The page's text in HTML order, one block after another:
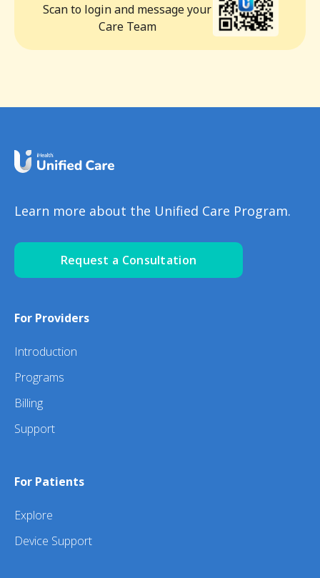
Scan to login and message your
Care Team
Learn more about the Unified Care Program.
Request a Consultation
For Providers
Introduction
Programs
Billing
Support
For Patients
Explore
Device Support